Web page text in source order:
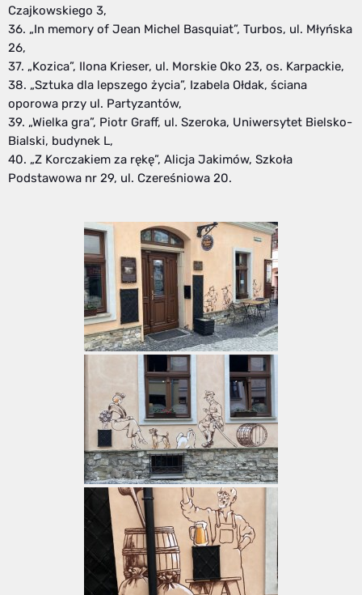
Czajkowskiego 3,
36. „In memory of Jean Michel Basquiat”, Turbos, ul. Młyńska
26,
37. „Kozica”, Ilona Krieser, ul. Morskie Oko 23, os. Karpackie,
38. „Sztuka dla lepszego życia”, Izabela Ołdak, ściana
oporowa przy ul. Partyzantów,
39. „Wielka gra”, Piotr Graff, ul. Szeroka, Uniwersytet Bielsko-
Bialski, budynek L,
40. „Z Korczakiem za rękę”, Alicja Jakimów, Szkoła
Podstawowa nr 29, ul. Czereśniowa 20.